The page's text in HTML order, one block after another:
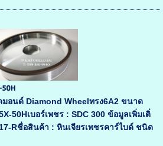
อนด์ Diamond Wheelทรง6A2 ขนาด
50Hเบอร์เพชร : SDC 300 ข้อมูลเพิ่มเติ่
Rชื่อสินค้า : หินเจียรเพชรคาร์ไบด์ ชนิด